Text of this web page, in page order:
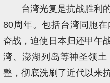
台湾光复是抗战胜利
80周年。包括台湾同胞
奋战，迫使日本归还甲午
湾、澎湖列岛等神圣领
整，彻底洗刷了近代以来